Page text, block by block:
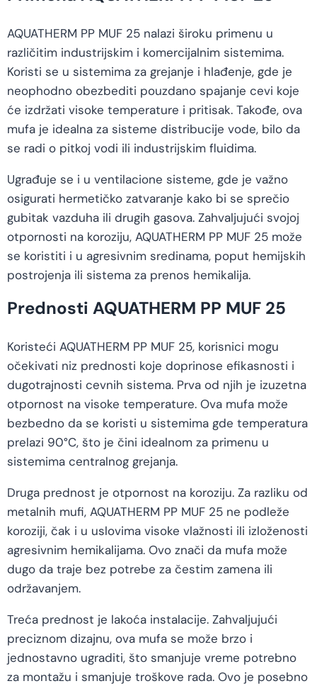
AQUATHERM PP MUF 25 nalazi široku primenu u
različitim industrijskim i komercijalnim sistemima.
Koristi se u sistemima za grejanje i hlađenje, gde je
neophodno obezbediti pouzdano spajanje cevi koje
će izdržati visoke temperature i pritisak. Takođe, ova
mufa je idealna za sisteme distribucije vode, bilo da
se radi o pitkoj vodi ili industrijskim fluidima.
Ugrađuje se i u ventilacione sisteme, gde je važno
osigurati hermetičko zatvaranje kako bi se sprečio
gubitak vazduha ili drugih gasova. Zahvaljujući svojoj
otpornosti na koroziju, AQUATHERM PP MUF 25 može
se koristiti i u agresivnim sredinama, poput hemijskih
postrojenja ili sistema za prenos hemikalija.
Prednosti AQUATHERM PP MUF 25
Koristeći AQUATHERM PP MUF 25, korisnici mogu
očekivati niz prednosti koje doprinose efikasnosti i
dugotrajnosti cevnih sistema. Prva od njih je izuzetna
otpornost na visoke temperature. Ova mufa može
bezbedno da se koristi u sistemima gde temperatura
prelazi 90°C, što je čini idealnom za primenu u
sistemima centralnog grejanja.
Druga prednost je otpornost na koroziju. Za razliku od
metalnih mufi, AQUATHERM PP MUF 25 ne podleže
koroziji, čak i u uslovima visoke vlažnosti ili izloženosti
agresivnim hemikalijama. Ovo znači da mufa može
dugo da traje bez potrebe za čestim zamena ili
održavanjem.
Treća prednost je lakoća instalacije. Zahvaljujući
preciznom dizajnu, ova mufa se može brzo i
jednostavno ugraditi, što smanjuje vreme potrebno
za montažu i smanjuje troškove rada. Ovo je posebno